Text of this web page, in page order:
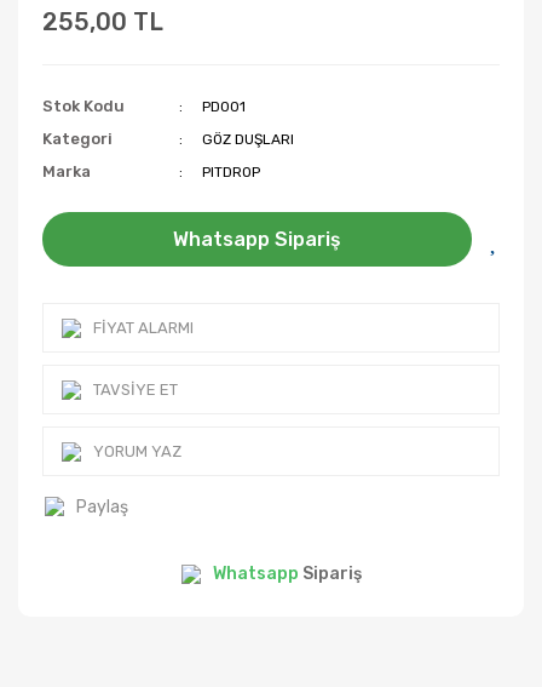
255,00 TL
Stok Kodu PD001
Kategori GÖZ DUŞLARI
Marka PITDROP
Whatsapp Sipariş
FIYAT ALARMI
TAVSIYE ET
YORUM YAZ
Paylaş
Whatsapp Sipariş